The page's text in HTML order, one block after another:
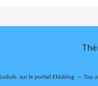
sur le portail Eklablog Top